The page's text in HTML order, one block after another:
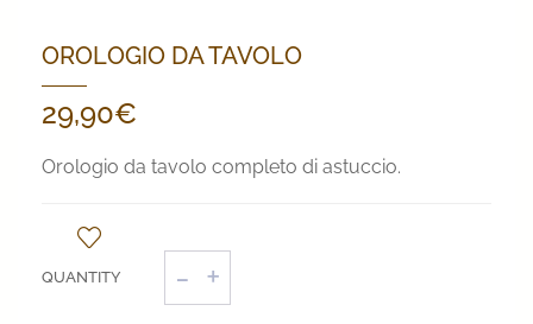
OROLOGIO DA TAVOLO
29,90€
Orologio da tavolo completo di astuccio.
da
tavolo